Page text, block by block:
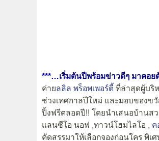
***…เริ่มต้นปีพร้อมข่าวดีๆ มาคอย
ค่ายลลิล พร็อพเพอร์ตี้ ที่ล่าสุดผู้บริ
ช่วงเทศกาลปีใหม่ และมอบของข
ปิ้งฟรีตลอดปี!! โดยนำเสนอบ้านส
แลนซีโอ นอฟ ,ทาวน์โฮมไลโอ , ค
คัดสรรมาให้เลือกจองก่อนใคร พิ